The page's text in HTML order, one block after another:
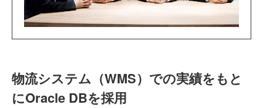
物流システム（WMS）での実績をもと
にOracle DBを採用